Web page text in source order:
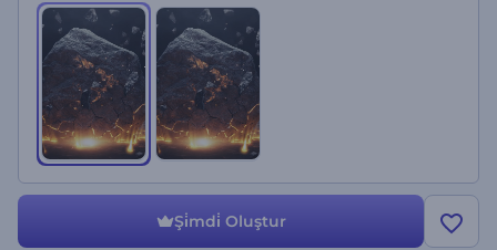
Şi̇mdi̇ Oluştur